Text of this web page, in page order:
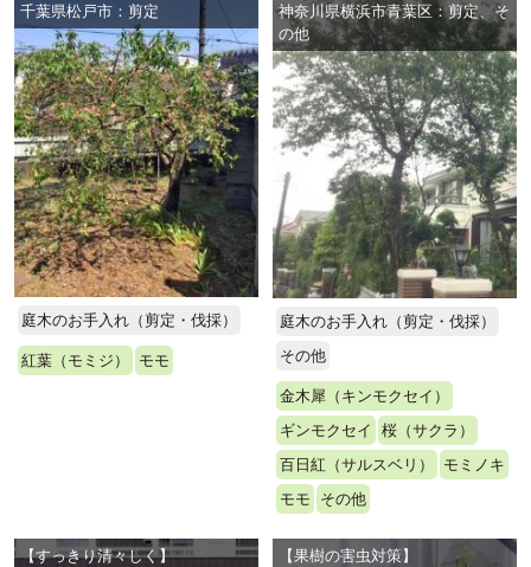
千葉県松戸市：剪定
庭木のお手入れ（剪定・伐採）
紅葉（モミジ） モモ
神奈川県横浜市青葉区：剪定、そ
の他
庭木のお手入れ（剪定・伐採）
その他
金木犀（キンモクセイ）
ギンモクセイ
桜（サクラ）
百日紅（サルスベリ）
モミノキ
モモ
その他
【すっきり清々しく】
【果樹の害虫対策】